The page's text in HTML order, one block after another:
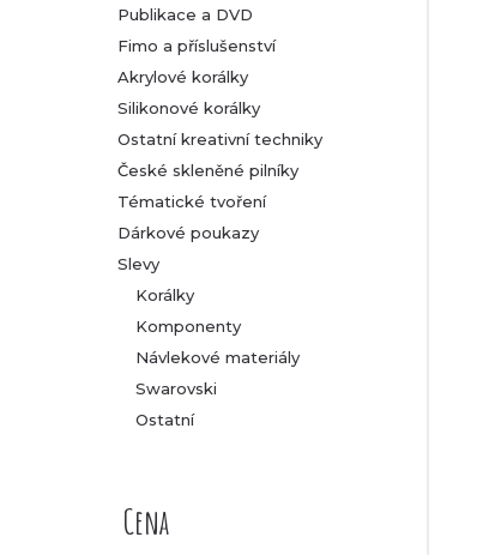
Publikace a DVD
Fimo a příslušenství
Akrylové korálky
Silikonové korálky
Ostatní kreativní techniky
České skleněné pilníky
Tématické tvoření
Dárkové poukazy
Slevy
Korálky
Komponenty
Návlekové materiály
Swarovski
Ostatní
Cena